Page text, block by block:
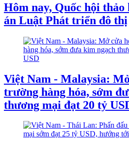
Hôm nay, Quốc hội thảo
án Luật Phát triển đô thị
Việt Nam - Malaysia:
trường hàng hóa, sớm
thương mại đạt 20 tỷ